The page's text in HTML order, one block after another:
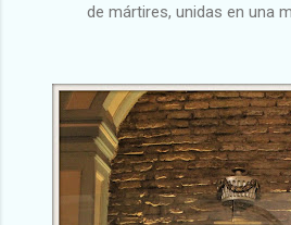
de mártires, unidas en una